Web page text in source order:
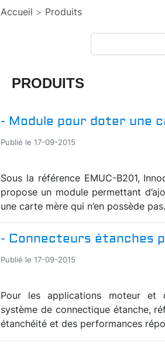
Accueil > Produits
PRODUITS
- Module pour doter une
Publié le 17-09-2015
Sous la référence EMUC-B201,
propose un module permettant
une carte mère qui n’en possède
- Connecteurs étanches
Publié le 17-09-2015
Pour les applications moteur et
système de connectique étanche,
étanchéité et des performances